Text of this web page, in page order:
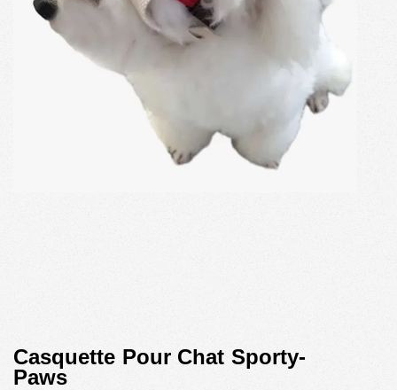
Casquette Pour Chat Sporty-
Paws